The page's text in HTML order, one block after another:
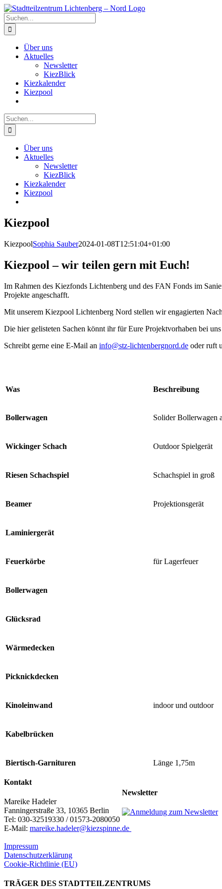
Zum
Inhalt
springen
Suche
nach:
Über uns
Aktuelles
Newsletter
KiezBlick
Kiezkalender
Kiezpool
Suche
nach:
Über uns
Aktuelles
Newsletter
KiezBlick
Kiezkalender
Kiezpool
Kiezpool
KiezpoolSophia Sauber2024-01-08T12:51:04+01:00
Kiezpool – wir teilen gern mit Euch!
Im Rahmen des Kiezfonds Lichtenberg und des FAN Fonds im
Projekte angeschafft.
Mit unserem Kiezpool Lichtenberg Nord stellen wir engagierten
Die hier gelisteten Sachen könnt ihr für Eure Projektvorhaben bei
Schreibt gerne eine E-Mail an info@stz-lichtenbergnord.de oder ruft
Was Beschreibung
Bollerwagen Solider Bollerwagen
Wickinger Schach Outdoor Spielgerät
Riesen Schachspiel Schachspiel in groß
Beamer Projektionsgerät
Laminiergerät
Feuerkörbe für Lagerfeuer
Bollerwagen
Glücksrad
Wärmedecken
Picknickdecken
Kinoleinwand indoor und outdoor
Kabelbrücken
Biertisch-Garnituren Länge 1,75m
Newsletter
Kontakt
Mareike Hadeler
Fanningerstraße 33, 10365 Berlin
Tel: 030-32519330 / 01573-2080050
E-Mail: mareike.hadeler@kiezspinne.de
Impressum
Datenschutzerklärung
Cookie-Richtlinie (EU)
TRÄGER DES STADTTEILZENTRUMS